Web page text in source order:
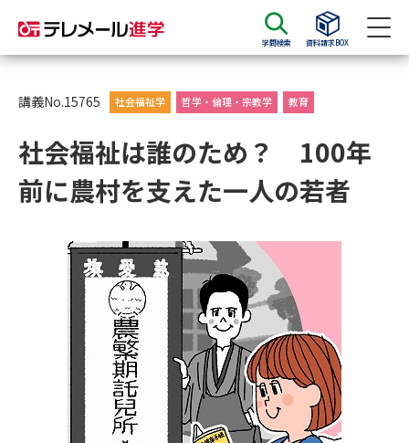
学問検索 資料請求BOX
資料請求 資料検索
大学・短大の資料種類から請求
総合型選抜・学校推薦型選抜 募
集要項＆願書
大学入学共通テスト利用選抜の
募集要項＆願書
過去問題集
大学・短大以外の資料から請求
専門学校の資料請求 大学院の資料請求
講義No.15765 社会福祉学 哲学・倫理・宗教学 教育
社会福祉は誰のため？ 100年
前に農村を支えた一人の若者